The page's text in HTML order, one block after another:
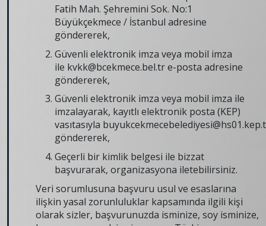
Fatih Mah. Şehremini Sok. No:1
Büyükçekmece / İstanbul adresine
göndererek,
Güvenli elektronik imza veya mobil imza
ile kvkk@bcekmece.bel.tre-posta adresine
göndererek,
Güvenli elektronik imza veya mobil imza ile
imzalayarak, kayıtlı elektronik posta (KEP)
vasıtasıyla
göndererek,
Geçerli bir kimlik belgesi ile bizzat
başvurarak, organizasyona iletebilirsiniz.
Veri sorumlusuna başvuru usul ve esaslarına
ilişkin yasal zorunluluklar kapsamında ilgili kişi
olarak sizler, başvurunuzda isminize, soy isminize,